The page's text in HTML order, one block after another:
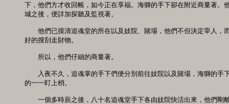
下，他們方才收回帳，如今正在享福。海獅的手下卻在附近商量著
城之後，便詳加探聽及監視著。
他們已摸清追魂堂的所在以及妓院、賭場，他們不但決定宰人，
好的搜刮走財物。
所以，他們仔細的商量著。
入夜不久，追魂掌的手下們便分別前往妓院以及賭場，海獅的手
的一一盯上梢。
一個多時辰之後，八十名追魂堂手下各由妓院快活出來，他們剛